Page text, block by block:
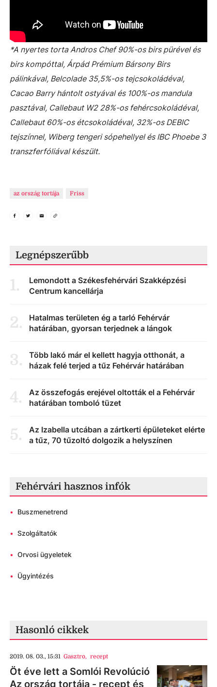
*A nyertes torta Andros Chef 90%-os birs pürével és
birs kompóttal, Árpád Prémium Bársony Birs
pálinkával, Belcolade 35,5%-os tejcsokoládéval,
Cacao Barry hántolt ostyával és 100%-os mandula
pasztával, Callebaut W2 28%-os fehércsokoládéval,
Callebaut 60%-os étcsokoládéval, 32%-os DEBIC
tejszínnel, Wiberg tengeri sópehellyel és IBC Phoebe 3
transzferfóliával készült.
az ország tortája Friss
Legnépszerűbb
1.
Lemondott a Székesfehérvári Szakképzési
Centrum kancellárja
2.
Hatalmas területen ég a tarló Fehérvár
határában, gyorsan terjednek a lángok
3.
Több lakó már el kellett hagyja otthonát, a
házak felé terjed a tűz Fehérvár határában
4.
Az összefogás erejével oltották el a Fehérvár
határában tomboló tüzet
5.
Az Izabella utcában a zártkerti épületeket elérte
a tűz, 70 tűzoltó dolgozik a helyszínen
Fehérvári hasznos infók
• Buszmenetrend
• Szolgáltatók
• Orvosi ügyeletek
• Ügyintézés
Hasonló cikkek
2019. 08. 03., 15:31 Gasztro, recept
Öt éve lett a Somlói Revolúció
Az ország tortája - recept és